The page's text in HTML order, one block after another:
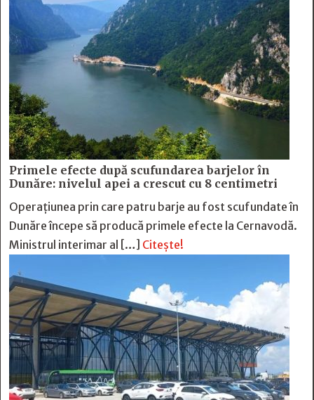
Primele efecte după scufundarea barjelor în
Dunăre: nivelul apei a crescut cu 8 centimetri
Operațiunea prin care patru barje au fost scufundate în
Dunăre începe să producă primele efecte la Cernavodă.
Ministrul interimar al […] Citește!